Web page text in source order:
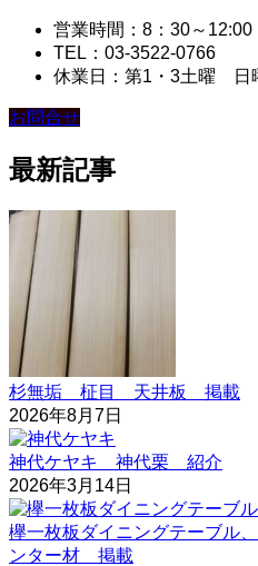
営業時間：8：30～
TEL：03-3522-0766
休業日：第1・3土曜 日
お問合せ
最新記事
杉無垢 柾目 天井板 掲載
2026年8月7日
神代ケヤキ 神代栗 紹介
2026年3月14日
欅一枚板ダイニングテーブル
ンター材 掲載